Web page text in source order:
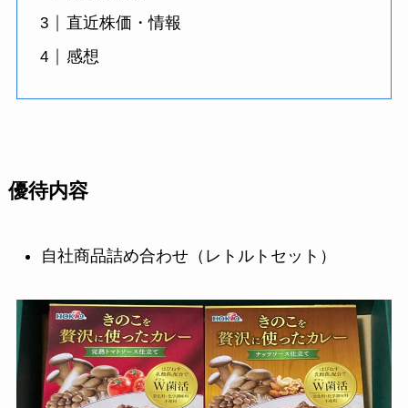
直近株価・情報
感想
優待内容
自社商品詰め合わせ（レトルトセット）